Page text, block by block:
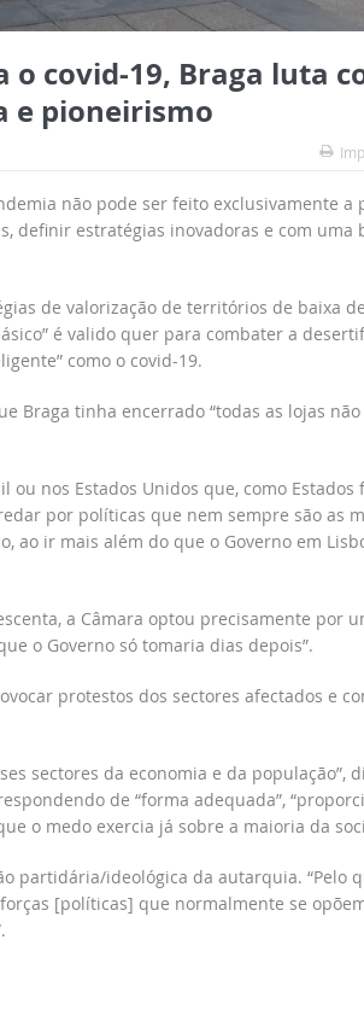
o covid-19, Braga luta
e pioneirismo
não pode ser feito exclusivamente a
definir estratégias inovadoras e com uma
de valorização de territórios de baixa
é valido quer para combater a
como o covid-19.
Braga tinha encerrado “todas as lojas não
nos Estados Unidos que, como Estados
por políticas que nem sempre são as
ao ir mais além do que o Governo em
a Câmara optou precisamente por
o Governo só tomaria dias depois”.
protestos dos sectores afectados e
sectores da economia e da população”,
de “forma adequada”,
o medo exercia já sobre a maioria da
partidária/ideológica da autarquia. “Pelo
[políticas] que normalmente se